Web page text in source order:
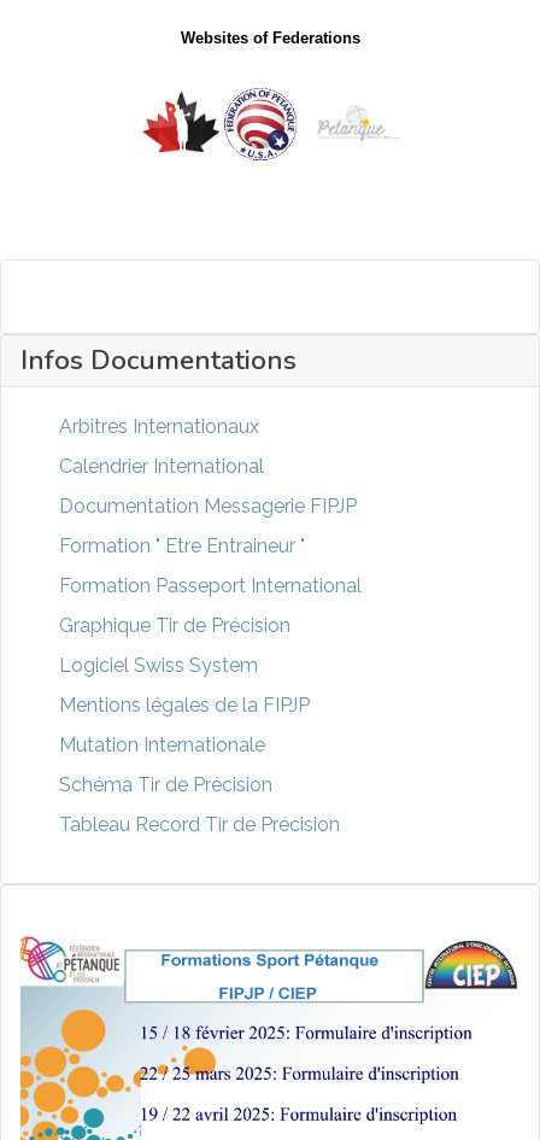
Infos Documentations
Arbitres Internationaux
Calendrier International
Documentation Messagerie FIPJP
Formation " Etre Entraineur "
Formation Passeport International
Graphique Tir de Précision
Logiciel Swiss System
Mentions légales de la FIPJP
Mutation Internationale
Schéma Tir de Précision
Tableau Record Tir de Précision
Websites of Federations